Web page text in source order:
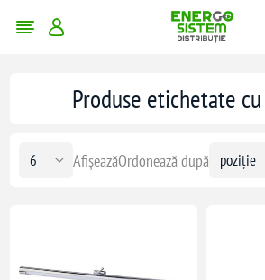
Produse etichetate
Ordonează după
Afișează